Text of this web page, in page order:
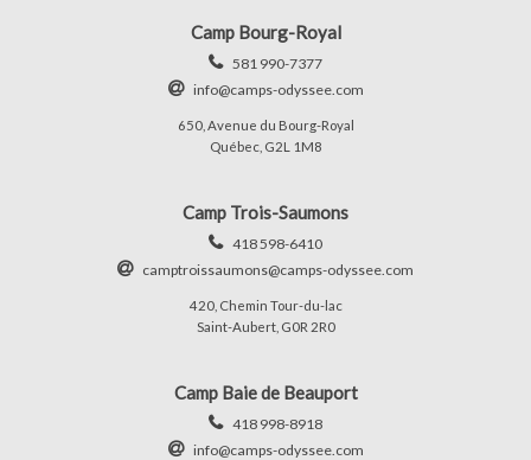
Camp Bourg-Royal
581 990-7377
info@camps-odyssee.com
650, Avenue du Bourg-Royal
Québec, G2L 1M8
Camp Trois-Saumons
418 598-6410
camptroissaumons@camps-odyssee.com
420, Chemin Tour-du-lac
Saint-Aubert, G0R 2R0
Camp Baie de Beauport
418 998-8918
info@camps-odyssee.com